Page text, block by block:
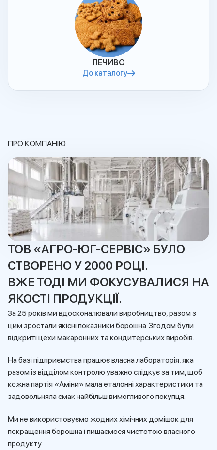
ПЕЧИВО
До каталогу
ПРО КОМПАНІЮ
ТОВ «АГРО-ЮГ-СЕРВІС» БУЛО
СТВОРЕНО У 2000 РОЦІ.
ВЖЕ ТОДІ МИ ФОКУСУВАЛИСЯ НА
ЯКОСТІ ПРОДУКЦІЇ.
За 25 років ми вдосконалювали виробництво, разом з
цим зростали якісні показники борошна. Згодом були
відкриті цехи макаронних та кондитерських виробів.
На базі підприємства працює власна лабораторія, яка
разом із відділом контролю уважно слідкує за тим, щоб
кожна партія «Аміни» мала еталонні характеристики та
задовольняла смак найбільш вимогливого покупця.
Ми не використовуємо жодних хімічних домішок для
покращення борошна і пишаємося чистотою власного
продукту.